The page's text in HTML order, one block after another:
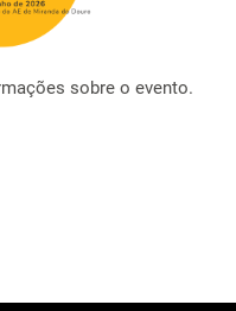
sobre o evento.